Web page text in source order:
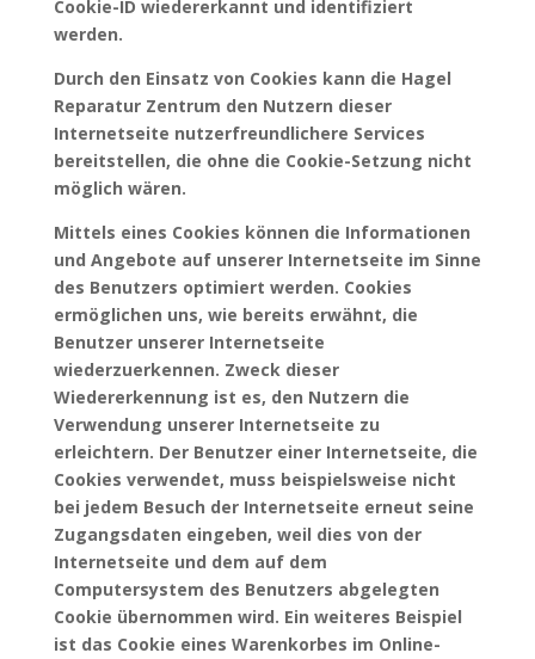
Cookie-ID wiedererkannt und identifiziert
werden.
Durch den Einsatz von Cookies kann die Hagel
Reparatur Zentrum den Nutzern dieser
Internetseite nutzerfreundlichere Services
bereitstellen, die ohne die Cookie-Setzung nicht
möglich wären.
Mittels eines Cookies können die Informationen
und Angebote auf unserer Internetseite im Sinne
des Benutzers optimiert werden. Cookies
ermöglichen uns, wie bereits erwähnt, die
Benutzer unserer Internetseite
wiederzuerkennen. Zweck dieser
Wiedererkennung ist es, den Nutzern die
Verwendung unserer Internetseite zu
erleichtern. Der Benutzer einer Internetseite, die
Cookies verwendet, muss beispielsweise nicht
bei jedem Besuch der Internetseite erneut seine
Zugangsdaten eingeben, weil dies von der
Internetseite und dem auf dem
Computersystem des Benutzers abgelegten
Cookie übernommen wird. Ein weiteres Beispiel
ist das Cookie eines Warenkorbes im Online-